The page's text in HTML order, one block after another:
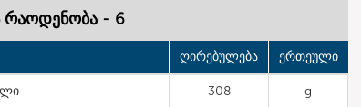
რაოდენობა - 6
ღირებულება ერთეული
308 g